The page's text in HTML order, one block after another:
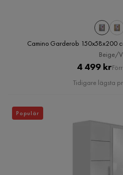
Camino Garderob 150x58x200
Beige/
Pris
4 499 kr
Pris
Tidigare lägsta
Populär